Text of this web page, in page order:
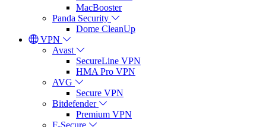
MacBooster
Panda Security
Dome CleanUp
VPN
Avast
SecureLine VPN
HMA Pro VPN
AVG
Secure VPN
Bitdefender
Premium VPN